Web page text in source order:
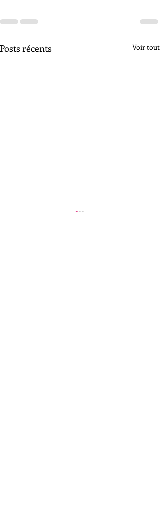
Posts récents Voir tout